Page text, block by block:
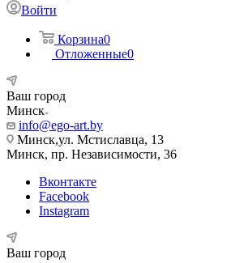
Войти
Корзина0
Отложенные0
Ваш город
Минск
info@ego-art.by
Минск,ул. Мстиславца, 13
Минск, пр. Независимости, 36
Вконтакте
Facebook
Instagram
Ваш город